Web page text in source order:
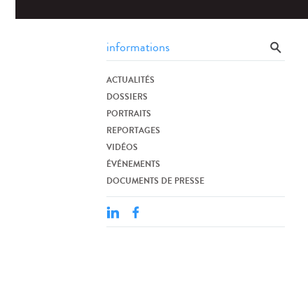
ACTUALITÉS
DOSSIERS
PORTRAITS
REPORTAGES
VIDÉOS
ÉVÉNEMENTS
DOCUMENTS DE PRESSE